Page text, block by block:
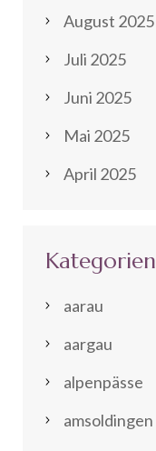
August 2025
Juli 2025
Juni 2025
Mai 2025
April 2025
Kategorien
aarau
aargau
alpenpässe
amsoldingen